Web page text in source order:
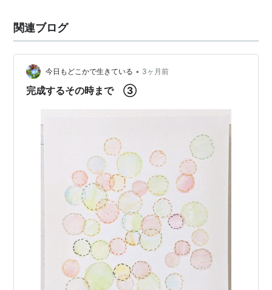
関連ブログ
今日もどこかで生きている • 3ヶ月前
完成するその時まで ③